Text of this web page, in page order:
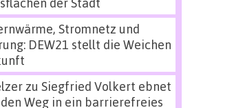
der Stadt
Stromnetz und
DEW21 stellt die Weichen
zu Siegfried Volkert ebnet
Weg in ein barrierefreies